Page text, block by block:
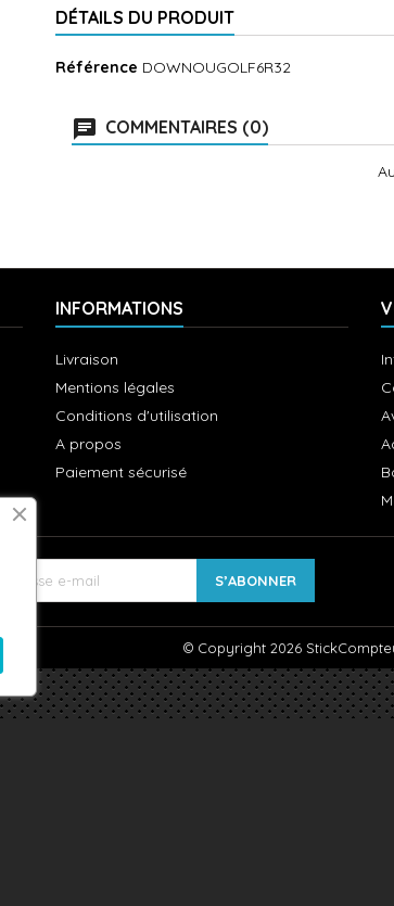
DÉTAILS DU PRODUIT
Référence DOWNOUGOLF6R32
COMMENTAIRES (0)
INFORMATIONS
Livraison
Mentions légales
Conditions d'utilisation
A propos
Paiement sécurisé
© Copyright 2026